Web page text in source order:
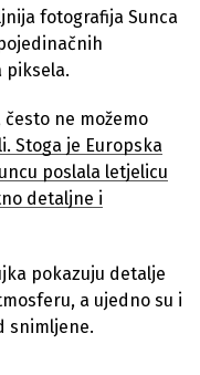
fotografija Sunca
piksela.
ne možemo
Stoga je Europska
poslala letjelicu
detaljne i
pokazuju detalje
a ujedno su i
snimljene.